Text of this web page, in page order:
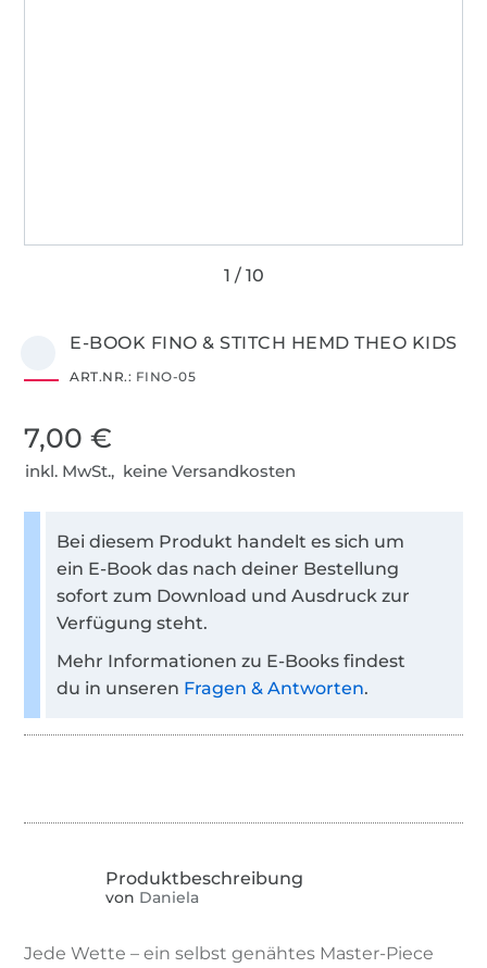
E-BOOK FINO & STITCH HEMD THEO KIDS
ART.NR.: FINO-05
7,00 €
inkl. MwSt., keine Versandkosten
Bei diesem Produkt handelt es sich um
ein E-Book das nach deiner Bestellung
sofort zum Download und Ausdruck zur
Verfügung steht.
Mehr Informationen zu E-Books findest
du in unseren Fragen & Antworten.
von Daniela
Jede Wette – ein selbst genähtes Master-Piece